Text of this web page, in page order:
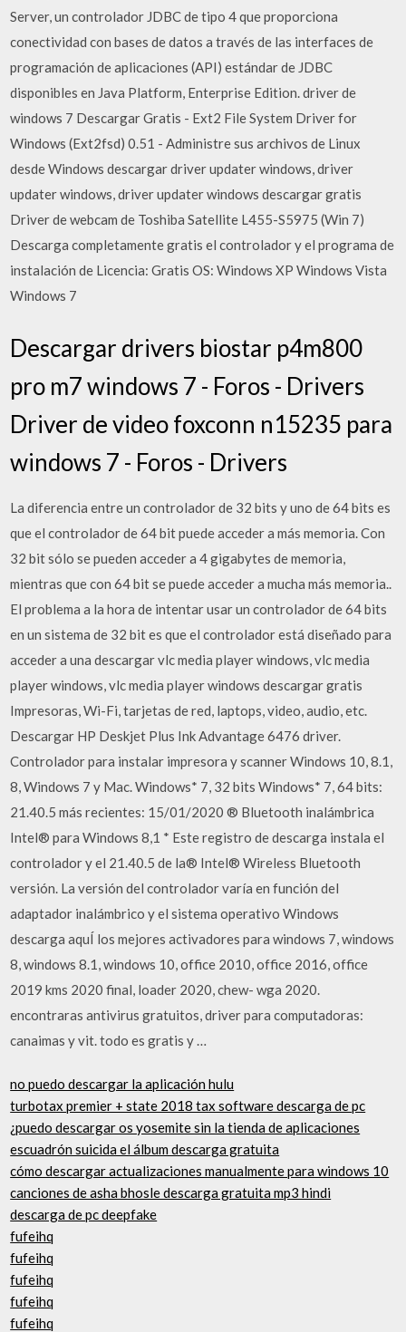
Server, un controlador JDBC de tipo 4 que proporciona
conectividad con bases de datos a través de las interfaces de
programación de aplicaciones (API) estándar de JDBC
disponibles en Java Platform, Enterprise Edition. driver de
windows 7 Descargar Gratis - Ext2 File System Driver for
Windows (Ext2fsd) 0.51 - Administre sus archivos de Linux
desde Windows descargar driver updater windows, driver
updater windows, driver updater windows descargar gratis
Driver de webcam de Toshiba Satellite L455-S5975 (Win 7)
Descarga completamente gratis el controlador y el programa de
instalación de Licencia: Gratis OS: Windows XP Windows Vista
Windows 7
Descargar drivers biostar p4m800
pro m7 windows 7 - Foros - Drivers
Driver de video foxconn n15235 para
windows 7 - Foros - Drivers
La diferencia entre un controlador de 32 bits y uno de 64 bits es
que el controlador de 64 bit puede acceder a más memoria. Con
32 bit sólo se pueden acceder a 4 gigabytes de memoria,
mientras que con 64 bit se puede acceder a mucha más memoria..
El problema a la hora de intentar usar un controlador de 64 bits
en un sistema de 32 bit es que el controlador está diseñado para
acceder a una descargar vlc media player windows, vlc media
player windows, vlc media player windows descargar gratis
Impresoras, Wi-Fi, tarjetas de red, laptops, video, audio, etc.
Descargar HP Deskjet Plus Ink Advantage 6476 driver.
Controlador para instalar impresora y scanner Windows 10, 8.1,
8, Windows 7 y Mac. Windows* 7, 32 bits Windows* 7, 64 bits:
21.40.5 más recientes: 15/01/2020 ® Bluetooth inalámbrica
Intel® para Windows 8,1 * Este registro de descarga instala el
controlador y el 21.40.5 de la® Intel® Wireless Bluetooth
versión. La versión del controlador varía en función del
adaptador inalámbrico y el sistema operativo Windows
descarga aquÍ los mejores activadores para windows 7, windows
8, windows 8.1, windows 10, office 2010, office 2016, office
2019 kms 2020 final, loader 2020, chew- wga 2020.
encontraras antivirus gratuitos, driver para computadoras:
canaimas y vit. todo es gratis y …
no puedo descargar la aplicación hulu
turbotax premier + state 2018 tax software descarga de pc
¿puedo descargar os yosemite sin la tienda de aplicaciones
escuadrón suicida el álbum descarga gratuita
cómo descargar actualizaciones manualmente para windows 10
canciones de asha bhosle descarga gratuita mp3 hindi
descarga de pc deepfake
fufeihq
fufeihq
fufeihq
fufeihq
fufeihq